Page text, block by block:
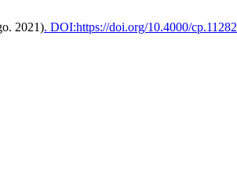
2021). DOI:https://doi.org/10.4000/cp.11282